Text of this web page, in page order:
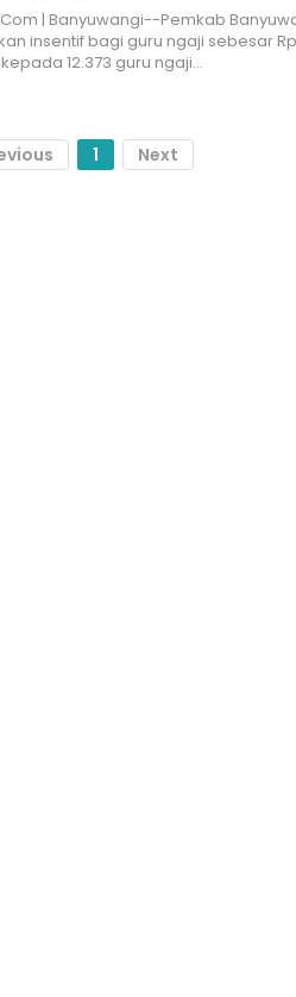
| Banyuwangi--Pemkab
insentif bagi guru ngaji sebesar
12.373 guru ngaji…
1 Next